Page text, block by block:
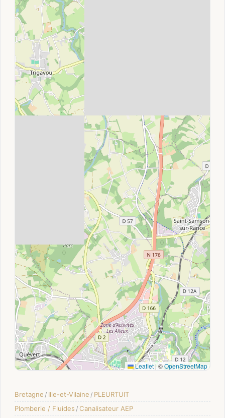
Leaflet | ©OpenStreetMap
Bretagne / Ille-et-Vilaine / PLEURTUIT
Plomberie / Fluides /Canalisateur AEP